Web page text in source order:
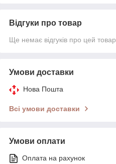
Відгуки про товар
Ще немає відгуків про цей товар
Умови доставки
Нова Пошта
Всі умови доставки
Умови оплати
Оплата на рахунок